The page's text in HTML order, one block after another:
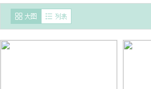
AstraZeneca Pty Ltd